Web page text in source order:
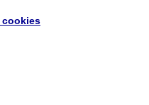
cookies